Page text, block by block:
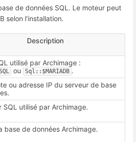
de données SQL. Le moteur peut
selon l’installation.
Description
utilisé par Archimage :
ou Sql::$MARIADB .
ou adresse IP du serveur de base
SQL utilisé par Archimage.
base de données Archimage.